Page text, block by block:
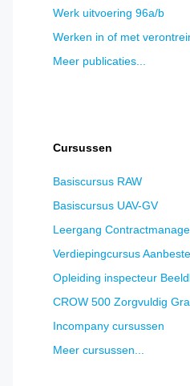
Werk uitvoering 96a/b
Werken in of met
Meer publicaties...
Cursussen
Basiscursus RAW
Basiscursus UAV-GV
Leergang
Verdiepingcursus
Opleiding inspecteur
CROW 500 Zorgvuldig
Incompany cursussen
Meer cursussen...